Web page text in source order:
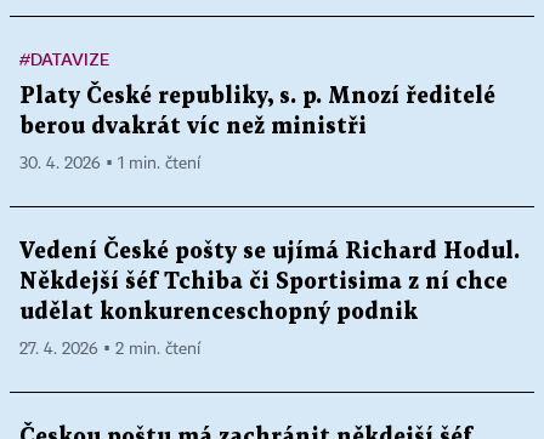
#DATAVIZE
Platy České republiky, s. p. Mnozí ředitelé
berou dvakrát víc než ministři
30. 4. 2026 ▪ 1 min. čtení
Vedení České pošty se ujímá Richard Hodul.
Někdejší šéf Tchiba či Sportisima z ní chce
udělat konkurenceschopný podnik
27. 4. 2026 ▪ 2 min. čtení